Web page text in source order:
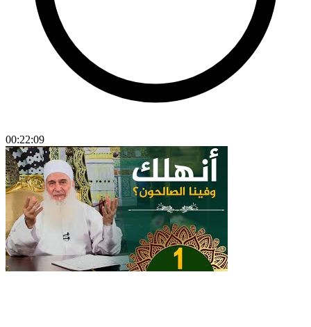
00:22:09